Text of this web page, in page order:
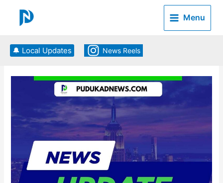
content
Menu
🔔 Local Updates News Reels